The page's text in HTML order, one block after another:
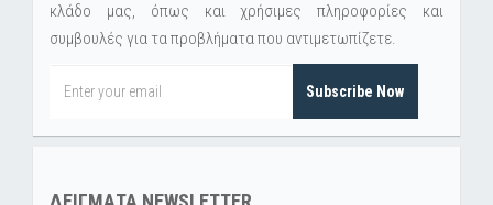
κλάδο μας, όπως και χρήσιμες πληροφορίες και
συμβουλές για τα προβλήματα που αντιμετωπίζετε.
Subscribe Now